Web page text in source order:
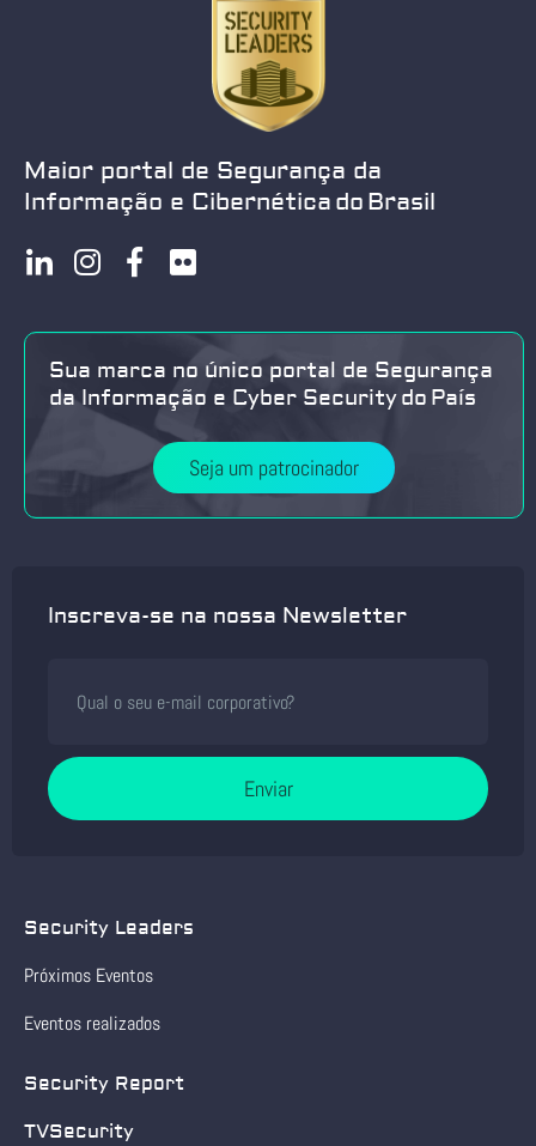
Maior portal de Segurança da
Informação e Cibernética do Brasil
Sua marca no único portal de Segurança
da Informação e Cyber Security do País
Seja um patrocinador
Inscreva-se na nossa Newsletter
Enviar
Security Leaders
Próximos Eventos
Eventos realizados
Security Report
TVSecurity